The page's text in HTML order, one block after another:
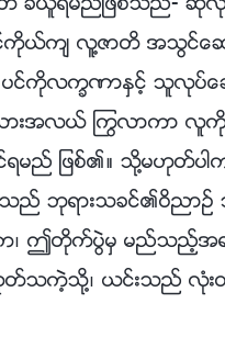
လူ႔ဇာတိ အသြင္ေဆာင္
ပင္ကိုလကၡဏာႏွင့္ သူလုပ္ေ
ားအလယ္ ႂကြလာကာ
ည္ ျဖစ္၏။ သို႔မဟုတ္ပါ
ည္ ဘုရားသခင္၏ဝိညာ
ါက၊ ဤတိုက္ပြဲမွ မည္သည့္အ
သကဲ့သို႔၊ ယင္းသည္ လုံးဝ